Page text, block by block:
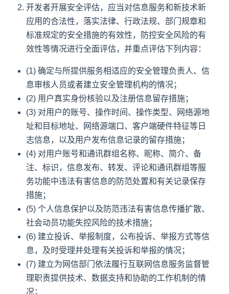
开发者开展安全评估，应当对信息服务和新技术新
应用的合法性，落实法律、行政法规、部门规章和
标准规定的安全措施的有效性，防控安全风险的有
效性等情况进行全面评估，并重点评估下列内容：
(1) 确定与所提供服务相适应的安全管理负责人、信
息审核人员或者建立安全管理机构的情况；
(2) 用户真实身份核验以及注册信息留存措施；
(3) 对用户的账号、操作时间、操作类型、网络源地
址和目标地址、网络源端口、客户端硬件特征等日
志信息，以及用户发布信息记录的留存措施；
(4) 对用户账号和通讯群组名称、昵称、简介、备
注、标识，信息发布、转发、评论和通讯群组等服
务功能中违法有害信息的防范处置和有关记录保存
措施；
(5) 个人信息保护以及防范违法有害信息传播扩散、
社会动员功能失控风险的技术措施；
(6) 建立投诉、举报制度，公布投诉、举报方式等信
息，及时受理并处理有关投诉和举报的情况；
(7) 建立为网信部门依法履行互联网信息服务监督管
理职责提供技术、数据支持和协助的工作机制的情
况；